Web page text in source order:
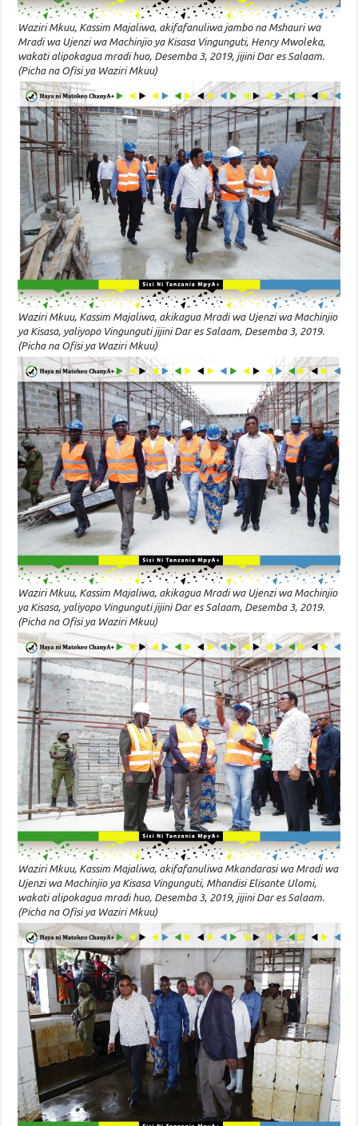
Waziri Mkuu, Kassim Majaliwa, akifafanuliwa jambo na Mshauri wa
Mradi wa Ujenzi wa Machinjio ya Kisasa Vingunguti, Henry Mwoleka,
wakati alipokagua mradi huo, Desemba 3, 2019, jijini Dar es Salaam.
(Picha na Ofisi ya Waziri Mkuu)
Waziri Mkuu, Kassim Majaliwa, akikagua Mradi wa Ujenzi wa Machinjio
ya Kisasa, yaliyopo Vingunguti jijini Dar es Salaam, Desemba 3, 2019.
(Picha na Ofisi ya Waziri Mkuu)
Waziri Mkuu, Kassim Majaliwa, akikagua Mradi wa Ujenzi wa Machinjio
ya Kisasa, yaliyopo Vingunguti jijini Dar es Salaam, Desemba 3, 2019.
(Picha na Ofisi ya Waziri Mkuu)
Waziri Mkuu, Kassim Majaliwa, akifafanuliwa Mkandarasi wa Mradi wa
Ujenzi wa Machinjio ya Kisasa Vingunguti, Mhandisi Elisante Ulomi,
wakati alipokagua mradi huo, Desemba 3, 2019, jijini Dar es Salaam.
(Picha na Ofisi ya Waziri Mkuu)